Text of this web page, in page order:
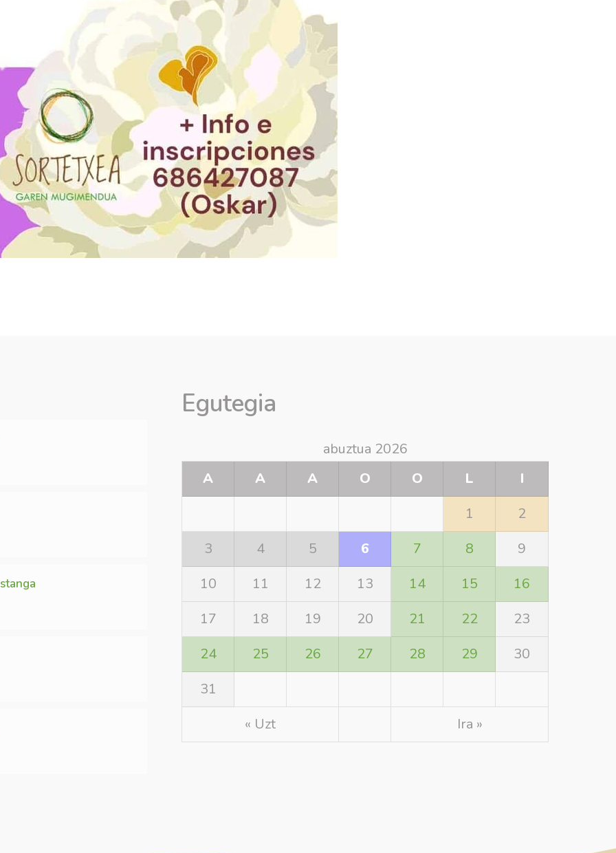
Egutegia
abuztua 2026
A
A A O O L
I
1
2
3
4 5 6 7 8
9
10
11 12 13 14 15
16
17
18 19 20 21 22
23
24
25 26 27 28 29
30
31
« Uzt
Ira »